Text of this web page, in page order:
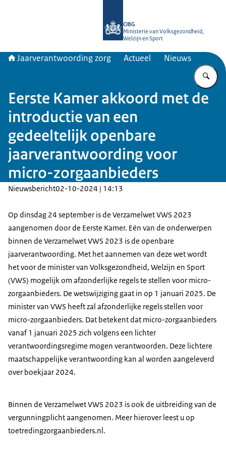
CIBG
Ministerie van Volksgezondheid,
Welzijn en Sport
Jaarverantwoording zorg Actueel Nieuws
Eerste Kamer akkoord met de
introductie van een
gedeeltelijk openbare
jaarverantwoording voor
micro-zorgaanbieders
Nieuwsbericht02-10-2024 | 14:13
Op dinsdag 24 september is de Verzamelwet VWS 2023
aangenomen door de Eerste Kamer. Eén van de onderwerpen
binnen de Verzamelwet VWS 2023 is de openbare
jaarverantwoording. Met het aannemen van deze wet wordt
het voor de minister van Volksgezondheid, Welzijn en Sport
(VWS) mogelijk om afzonderlijke regels te stellen voor micro-
zorgaanbieders. De wetswijziging gaat in op 1 januari 2025. De
minister van VWS heeft zal afzonderlijke regels stellen voor
micro-zorgaanbieders. Dat betekent dat micro-zorgaanbieders
vanaf 1 januari 2025 zich volgens een lichter
verantwoordingsregime mogen verantwoorden. Deze lichtere
maatschappelijke verantwoording kan al worden aangeleverd
over boekjaar 2024.
Binnen de Verzamelwet VWS 2023 is ook de uitbreiding van de
vergunningplicht aangenomen. Meer hierover leest u op
toetredingzorgaanbieders.nl.